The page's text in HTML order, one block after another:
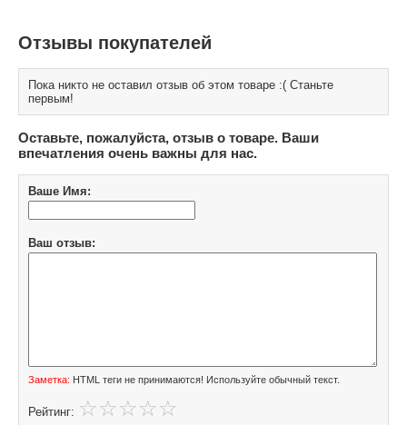
Отзывы покупателей
Пока никто не оставил отзыв об этом товаре :( Станьте
первым!
Оставьте, пожалуйста, отзыв о товаре. Ваши
впечатления очень важны для нас.
Ваше Имя:
Ваш отзыв:
Заметка: HTML теги не принимаются! Используйте обычный текст.
Рейтинг: